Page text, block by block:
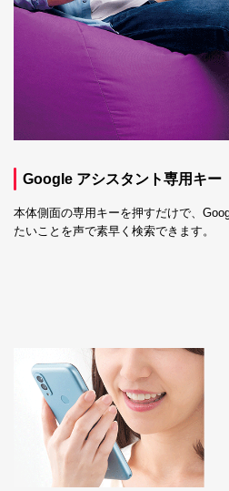
Google アシスタント専用キー
本体側面の専用キーを押すだけで、
たいことを声で素早く検索できます。